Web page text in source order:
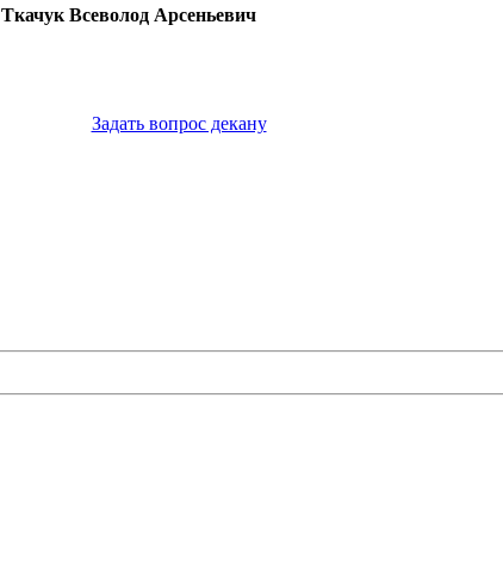
Ткачук Всеволод Арсеньевич
Задать вопрос декану